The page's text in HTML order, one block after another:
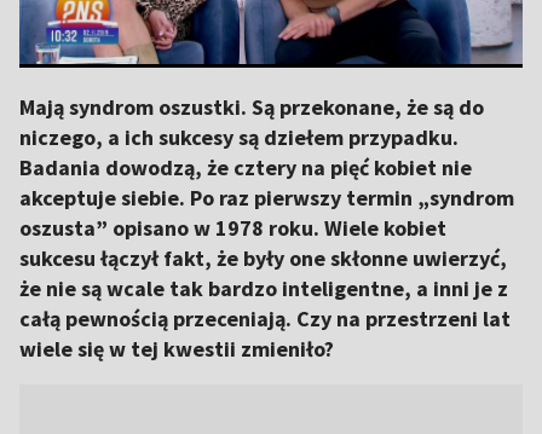
Mają syndrom oszustki. Są przekonane, że są do
niczego, a ich sukcesy są dziełem przypadku.
Badania dowodzą, że cztery na pięć kobiet nie
akceptuje siebie. Po raz pierwszy termin „syndrom
oszusta” opisano w 1978 roku. Wiele kobiet
sukcesu łączył fakt, że były one skłonne uwierzyć,
że nie są wcale tak bardzo inteligentne, a inni je z
całą pewnością przeceniają. Czy na przestrzeni lat
wiele się w tej kwestii zmieniło?